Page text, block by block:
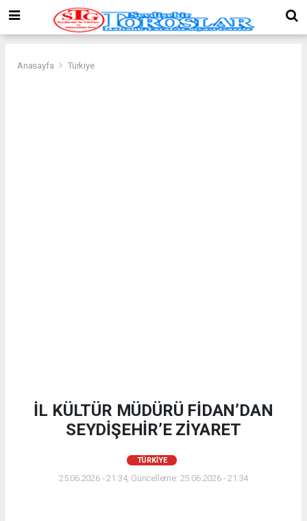
Anasayfa Türkiye
İL KÜLTÜR MÜDÜRÜ FİDAN’DAN
SEYDİŞEHİR’E ZİYARET
TÜRKIYE
25.06.2026 - 21:34, Güncelleme: 25.06.2026 - 21:34